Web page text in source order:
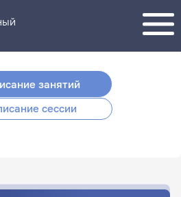
занятий
сессии